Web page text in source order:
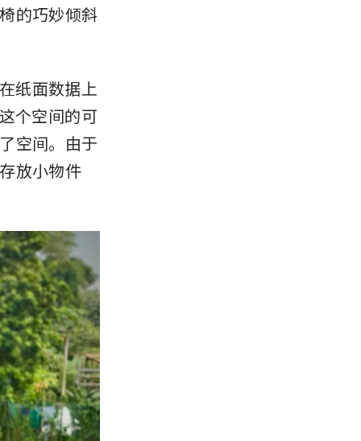
的巧妙倾斜
纸面数据上
个空间的可
空间。由于
放小物件